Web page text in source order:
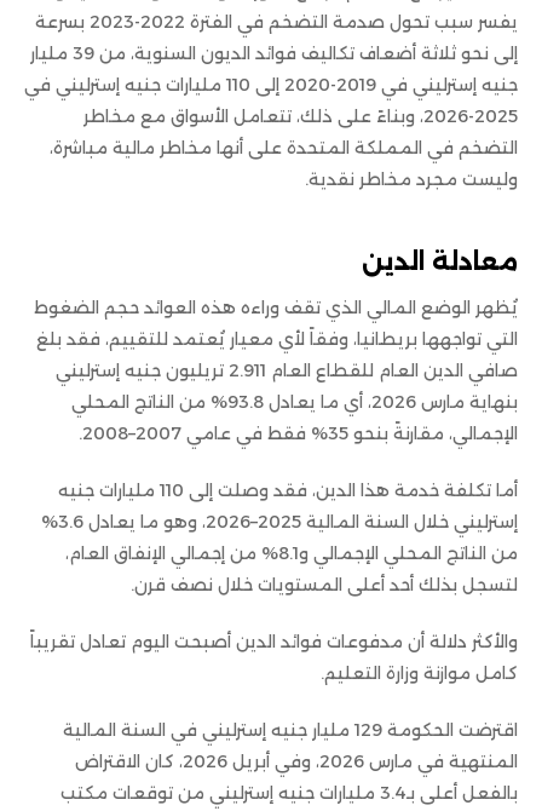
يفسر سبب تحول صدمة التضخم في الفترة 2022-2023 بسرعة
إلى نحو ثلاثة أضعاف تكاليف فوائد الديون السنوية، من 39 مليار
جنيه إسترليني في 2019-2020 إلى 110 مليارات جنيه إسترليني في
2025-2026، وبناءً على ذلك، تتعامل الأسواق مع مخاطر
التضخم في المملكة المتحدة على أنها مخاطر مالية مباشرة،
وليست مجرد مخاطر نقدية.
معادلة الدين
يُظهر الوضع المالي الذي تقف وراءه هذه العوائد حجم الضغوط
التي تواجهها بريطانيا، وفقاً لأي معيار يُعتمد للتقييم، فقد بلغ
صافي الدين العام للقطاع العام 2.911 تريليون جنيه إسترليني
بنهاية مارس 2026، أي ما يعادل 93.8% من الناتج المحلي
الإجمالي، مقارنةً بنحو 35% فقط في عامي 2007–2008.
أما تكلفة خدمة هذا الدين، فقد وصلت إلى 110 مليارات جنيه
إسترليني خلال السنة المالية 2025–2026، وهو ما يعادل 3.6%
من الناتج المحلي الإجمالي و8.1% من إجمالي الإنفاق العام،
لتسجل بذلك أحد أعلى المستويات خلال نصف قرن.
والأكثر دلالة أن مدفوعات فوائد الدين أصبحت اليوم تعادل تقريباً
كامل موازنة وزارة التعليم.
اقترضت الحكومة 129 مليار جنيه إسترليني في السنة المالية
المنتهية في مارس 2026، وفي أبريل 2026، كان الاقتراض
بالفعل أعلى بـ3.4 مليارات جنيه إسترليني من توقعات مكتب